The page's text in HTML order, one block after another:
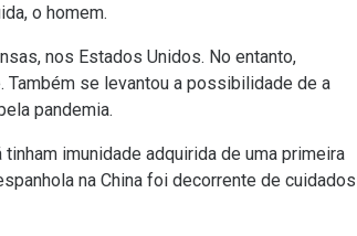
o homem.
nos Estados Unidos. No entanto,
se levantou a possibilidade de a
pandemia.
imunidade adquirida de uma primeira
na China foi decorrente de cuidados